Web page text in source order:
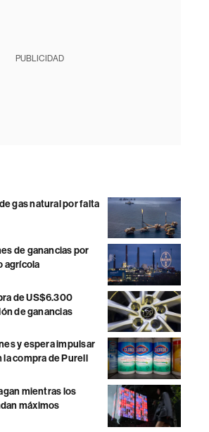
PUBLICIDAD
gas natural por falta
de ganancias por
agrícola
de US$6.300
de ganancias
y espera impulsar
la compra de Purell
mientras los
máximos